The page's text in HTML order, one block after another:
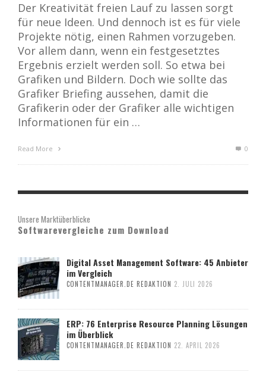
Der Kreativität freien Lauf zu lassen sorgt
für neue Ideen. Und dennoch ist es für viele
Projekte nötig, einen Rahmen vorzugeben.
Vor allem dann, wenn ein festgesetztes
Ergebnis erzielt werden soll. So etwa bei
Grafiken und Bildern. Doch wie sollte das
Grafiker Briefing aussehen, damit die
Grafikerin oder der Grafiker alle wichtigen
Informationen für ein …
Read More 0
Unsere Marktüberblicke
Softwarevergleiche zum Download
Digital Asset Management Software: 45 Anbieter
im Vergleich
CONTENTMANAGER.DE REDAKTION 2. JULI 2026
ERP: 76 Enterprise Resource Planning Lösungen
im Überblick
CONTENTMANAGER.DE REDAKTION 22. APRIL 2026